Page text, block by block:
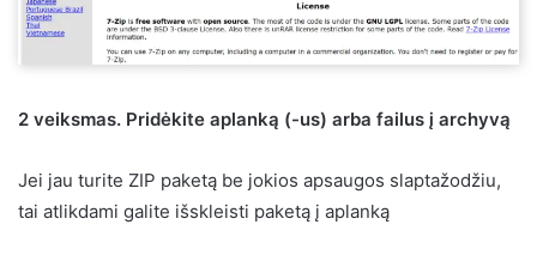
2 veiksmas. Pridėkite aplanką (-us) arba failus į archyvą
Jei jau turite ZIP paketą be jokios apsaugos slaptažodžiu,
tai atlikdami galite išskleisti paketą į aplanką